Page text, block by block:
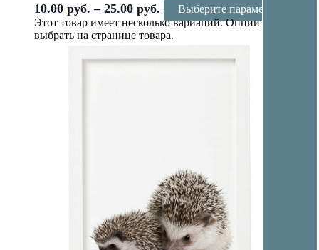
10.00 руб. – 25.00 руб.
Выберите параметры
Этот товар имеет несколько вариаций. Опции можно
выбрать на странице товара.